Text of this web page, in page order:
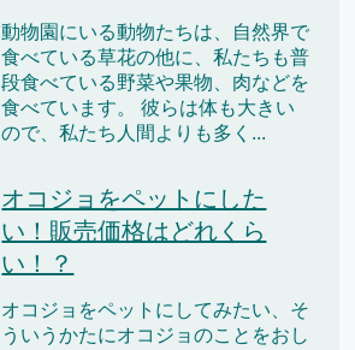
動物園にいる動物たちは、自然界で
食べている草花の他に、私たちも普
段食べている野菜や果物、肉などを
食べています。 彼らは体も大きい
ので、私たち人間よりも多く...
オコジョをペットにした
い！販売価格はどれくら
い！？
オコジョをペットにしてみたい、そ
ういうかたにオコジョのことをおし